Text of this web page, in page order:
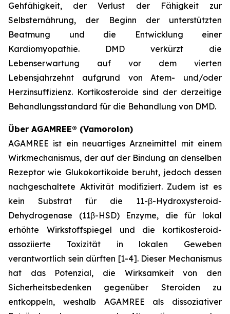
Gehfähigkeit, der Verlust der Fähigkeit zur
Selbsternährung, der Beginn der unterstützten
Beatmung und die Entwicklung einer
Kardiomyopathie. DMD verkürzt die
Lebenserwartung auf vor dem vierten
Lebensjahrzehnt aufgrund von Atem- und/oder
Herzinsuffizienz. Kortikosteroide sind der derzeitige
Behandlungsstandard für die Behandlung von DMD.
Über AGAMREE® (Vamorolon)
AGAMREE ist ein neuartiges Arzneimittel mit einem
Wirkmechanismus, der auf der Bindung an denselben
Rezeptor wie Glukokortikoide beruht, jedoch dessen
nachgeschaltete Aktivität modifiziert. Zudem ist es
kein Substrat für die 11-β-Hydroxysteroid-
Dehydrogenase (11β-HSD) Enzyme, die für lokal
erhöhte Wirkstoffspiegel und die kortikosteroid-
assoziierte Toxizität in lokalen Geweben
verantwortlich sein dürften [1-4]. Dieser Mechanismus
hat das Potenzial, die Wirksamkeit von den
Sicherheitsbedenken gegenüber Steroiden zu
entkoppeln, weshalb AGAMREE als dissoziativer